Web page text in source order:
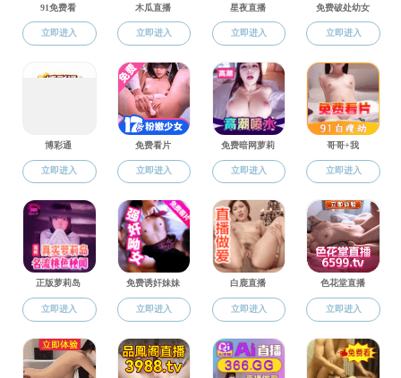
外院快讯
国际交流
党建工作
学工动态
工会退管
党建工作
党建工作丨
春至四月，细雨润绿枝，微
展 “缅怀英烈铸忠魂，学思践悟
思想引领与使命担当，将所学所
参加本次活动，活动由学工办主
活动第一环节，为传承红色
开始，全体肃立，师生代表陈诺